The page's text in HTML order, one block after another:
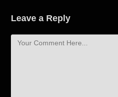
Leave a Reply